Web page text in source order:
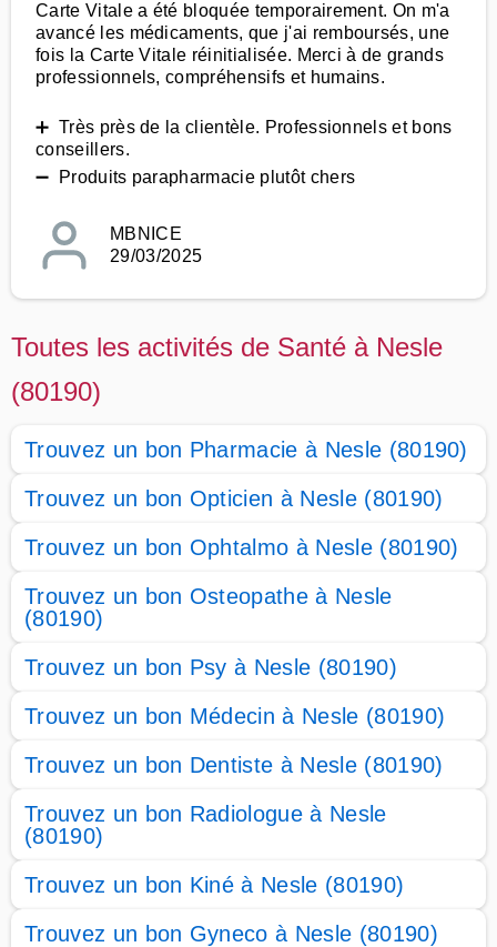
Carte Vitale a été bloquée temporairement. On m'a
avancé les médicaments, que j'ai remboursés, une
fois la Carte Vitale réinitialisée. Merci à de grands
professionnels, compréhensifs et humains.
➕ Très près de la clientèle. Professionnels et bons
conseillers.
➖ Produits parapharmacie plutôt chers
MBNICE
29/03/2025
Toutes les activités de Santé à Nesle
(80190)
Trouvez un bon Pharmacie à Nesle (80190)
Trouvez un bon Opticien à Nesle (80190)
Trouvez un bon Ophtalmo à Nesle (80190)
Trouvez un bon Osteopathe à Nesle
(80190)
Trouvez un bon Psy à Nesle (80190)
Trouvez un bon Médecin à Nesle (80190)
Trouvez un bon Dentiste à Nesle (80190)
Trouvez un bon Radiologue à Nesle
(80190)
Trouvez un bon Kiné à Nesle (80190)
Trouvez un bon Gyneco à Nesle (80190)